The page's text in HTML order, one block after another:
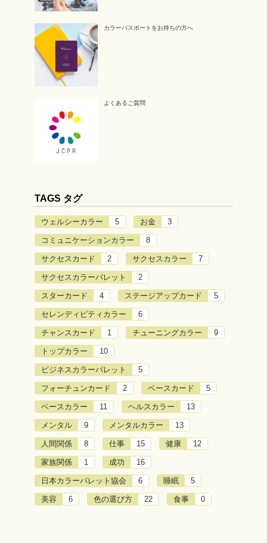
カラーパスポートをお持ちの方へ
よくあるご質問
TAGS タグ
ウェルシーカラー 5 お金 3
コミュニケーションカラー 8
サクセスカード 2 サクセスカラー 7
サクセスカラーパレット 2
スターカード 4 ステージアップカード 5
セレンディピティカラー 6
チャンスカード 1 チューニングカラー 9
トップカラー 10
ビジネスカラーパレット 5
フォーチュンカード 2 ベースカード 5
ベースカラー 11 ヘルスカラー 13
メンタル 9 メンタルカラー 13
人間関係 8 仕事 15 健康 12
家族関係 1 成功 16
日本カラーパレット協会 6 睡眠 5
美容 6 色の選び方 22 食事 0